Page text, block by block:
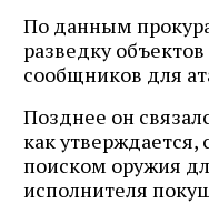
По данным
разведку
сообщников для
Позднее он
как утверждается,
поиском оружия
исполнителя